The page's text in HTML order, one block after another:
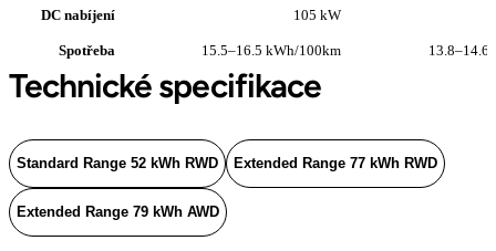
DC nabíjení 105 kW
Spotřeba 15.5–16.5 kWh/100km 13.8–14.6
Technické specifikace
Standard Range 52 kWh RWD Extended Range 77 kWh RWD
Extended Range 79 kWh AWD